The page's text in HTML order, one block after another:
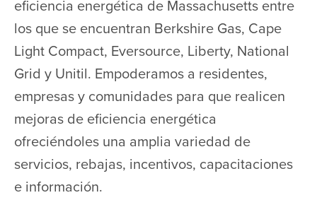
eficiencia energética de Massachusetts entre
los que se encuentran Berkshire Gas, Cape
Light Compact, Eversource, Liberty, National
Grid y Unitil. Empoderamos a residentes,
empresas y comunidades para que realicen
mejoras de eficiencia energética
ofreciéndoles una amplia variedad de
servicios, rebajas, incentivos, capacitaciones
e información.